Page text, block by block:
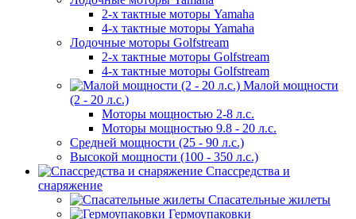
2-х тактные моторы Yamaha
4-х тактные моторы Yamaha
Лодочные моторы Golfstream
2-х тактные моторы Golfstream
4-х тактные моторы Golfstream
Малой мощности
(2 - 20 л.с.)
Моторы мощностью 2-8 л.с.
Моторы мощностью 9.8 - 20 л.с.
Средней мощности (25 - 90 л.с.)
Высокой мощности (100 - 350 л.с.)
Спассредства и
снаряжение
Спасательные жилеты
Гермоупаковки